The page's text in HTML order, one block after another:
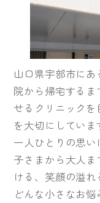
山口県宇部市に
院から帰宅する
せるクリニックを
を大切にしていま
一人ひとりの思
子さまから大人
ける、笑顔の溢れ
どんな小さなお